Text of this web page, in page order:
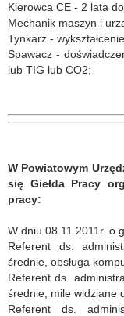
Kierowca CE - 2 lata
Mechanik maszyn i
Tynkarz -
Spawacz -
lub TIG lub CO2;
W Powiatowym
się Giełda Pracy
pracy:
W dniu 08.11.2011r. o
Referent ds.
średnie, obsługa
Referent ds.
średnie, mile widziane
Referent ds.